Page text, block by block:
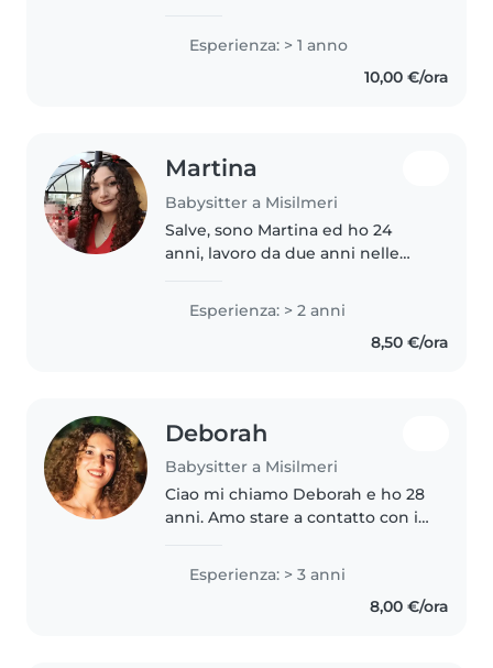
anni,ho già avuto esperienza con
i bambini, e mi piace tenerli
impegnati in attività creative..
Esperienza: > 1 anno
10,00 €/ora
Martina
Babysitter a Misilmeri
Salve, sono Martina ed ho 24
anni, lavoro da due anni nelle
all'autonomia ed alla
comunicazione) quindi mi
Esperienza: > 2 anni
8,50 €/ora
Deborah
Babysitter a Misilmeri
Ciao mi chiamo Deborah e ho 28
anni. Amo stare a contatto con i
che il tempo passato insieme
debba essere stimolante e
divertente. Sono una persona
Esperienza: > 3 anni
8,00 €/ora